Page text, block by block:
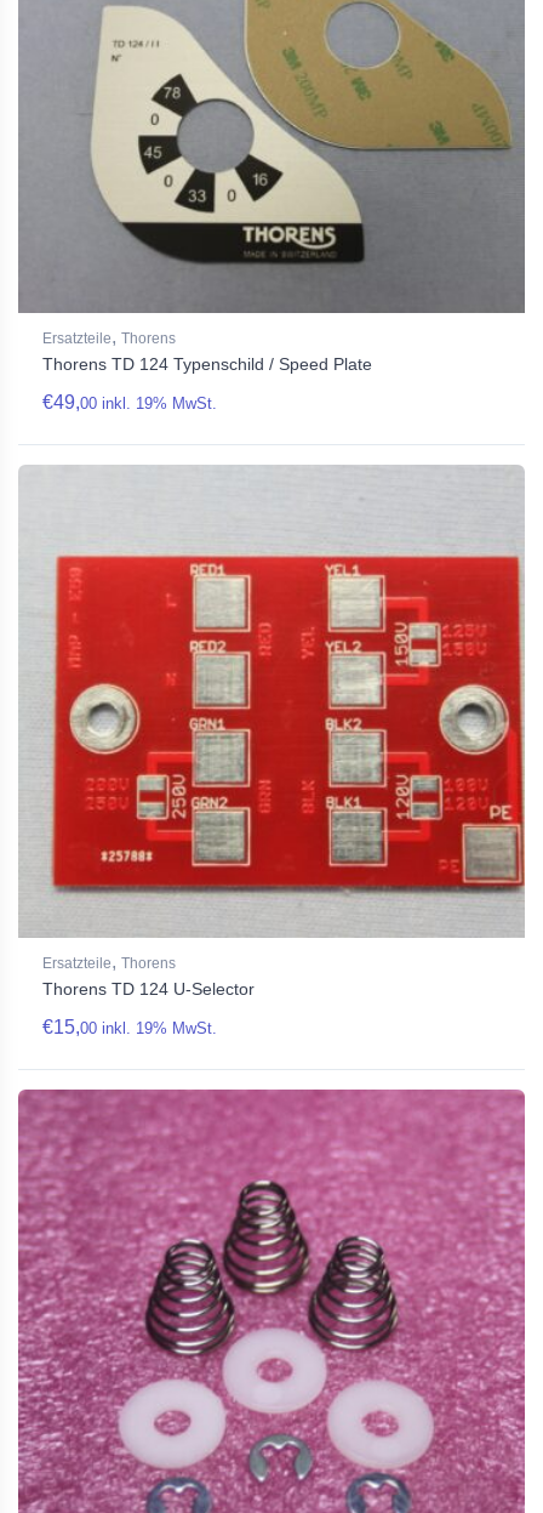
Ersatzteile, Thorens
Thorens TD 124 Typenschild / Speed Plate
€49,00 inkl. 19% MwSt.
Ersatzteile, Thorens
Thorens TD 124 U-Selector
€15,00 inkl. 19% MwSt.